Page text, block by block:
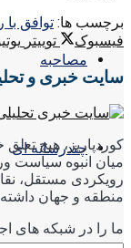
مصاحبه
چندرسانه ای
برچسب ها: توافق با
فیسبوک
توییتر
سایت خبری و
کوردپاریز، هیچ
میان انبوه سیاست
رویکردی مستقل،
منطقه و جهان
ما را در شبکه های